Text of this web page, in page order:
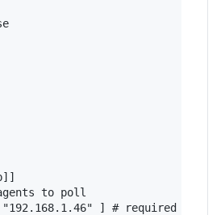
to poll
] # required -